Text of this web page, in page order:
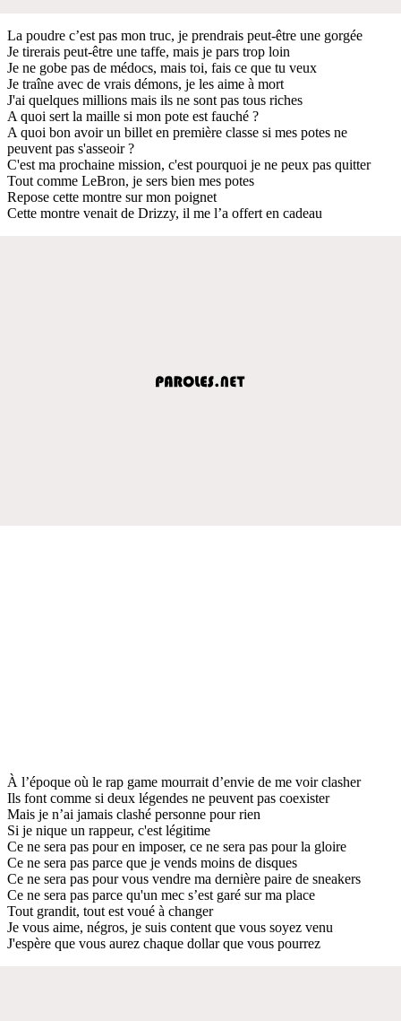
La poudre c’est pas mon truc, je prendrais peut-être une gorgée
Je tirerais peut-être une taffe, mais je pars trop loin
Je ne gobe pas de médocs, mais toi, fais ce que tu veux
Je traîne avec de vrais démons, je les aime à mort
J'ai quelques millions mais ils ne sont pas tous riches
A quoi sert la maille si mon pote est fauché ?
A quoi bon avoir un billet en première classe si mes potes ne
peuvent pas s'asseoir ?
C'est ma prochaine mission, c'est pourquoi je ne peux pas quitter
Tout comme LeBron, je sers bien mes potes
Repose cette montre sur mon poignet
Cette montre venait de Drizzy, il me l’a offert en cadeau
À l’époque où le rap game mourrait d’envie de me voir clasher
Ils font comme si deux légendes ne peuvent pas coexister
Mais je n’ai jamais clashé personne pour rien
Si je nique un rappeur, c'est légitime
Ce ne sera pas pour en imposer, ce ne sera pas pour la gloire
Ce ne sera pas parce que je vends moins de disques
Ce ne sera pas pour vous vendre ma dernière paire de sneakers
Ce ne sera pas parce qu'un mec s’est garé sur ma place
Tout grandit, tout est voué à changer
Je vous aime, négros, je suis content que vous soyez venu
J'espère que vous aurez chaque dollar que vous pourrez